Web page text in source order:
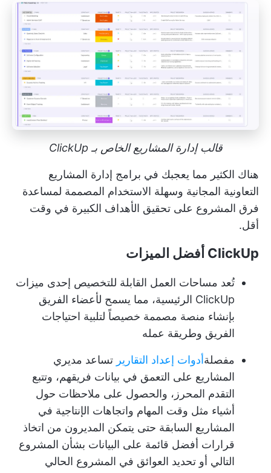
قالب إدارة المشاريع الخاص بـ ClickUp
هناك الكثير مما يعجبك في برامج إدارة المشاريع
التعاونية المجانية وسهلة الاستخدام المصممة لمساعدة
فرق المشروع على تحقيق الأهداف الكبيرة في وقت
أقل.
ClickUp أفضل الميزات
تُعد مساحات العمل القابلة للتخصيص إحدى ميزات
ClickUp الرئيسية، مما يسمح لأعضاء الفريق
بإنشاء منصة مصممة خصيصاً لتلبية احتياجات
الفريق وطريقة عمله
مفصلةأدوات إعداد التقارير تساعد مديري
المشاريع على التعمق في بيانات فريقهم، وتتبع
التقدم المحرز، والحصول على ملاحظات حول
أشياء مثل وقت المهام واتجاهات الإنتاجية في
المشاريع السابقة حتى يتمكن المديرون من اتخاذ
قرارات أفضل قائمة على البيانات بشأن المشروع
التالي أو تحديد العوائق في المشروع الحالي